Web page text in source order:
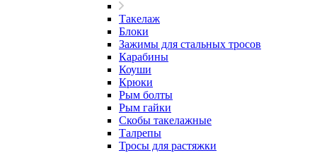
Такелаж
Блоки
Зажимы для стальных тросов
Карабины
Коуши
Крюки
Рым болты
Рым гайки
Скобы такелажные
Талрепы
Тросы для растяжки